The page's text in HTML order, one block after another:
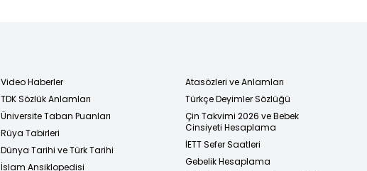
Video Haberler
TDK Sözlük Anlamları
Üniversite Taban Puanları
Rüya Tabirleri
Dünya Tarihi ve Türk Tarihi
İslam Ansiklopedisi
Atasözleri ve Anlamları
Türkçe Deyimler Sözlüğü
Çin Takvimi 2026 ve Bebek
Cinsiyeti Hesaplama
İETT Sefer Saatleri
Gebelik Hesaplama